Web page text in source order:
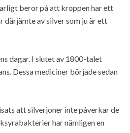
beror på att kroppen har ett
av silver som ju är ett
dagar. I slutet av 1800-talet
Dessa mediciner började sedan
att silverjoner inte påverkar de
har nämligen en